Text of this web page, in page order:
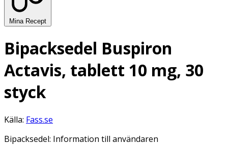
Mina Recept
Bipacksedel Buspiron
Actavis, tablett 10 mg, 30
styck
Källa: Fass.se
Bipacksedel: Information till användaren